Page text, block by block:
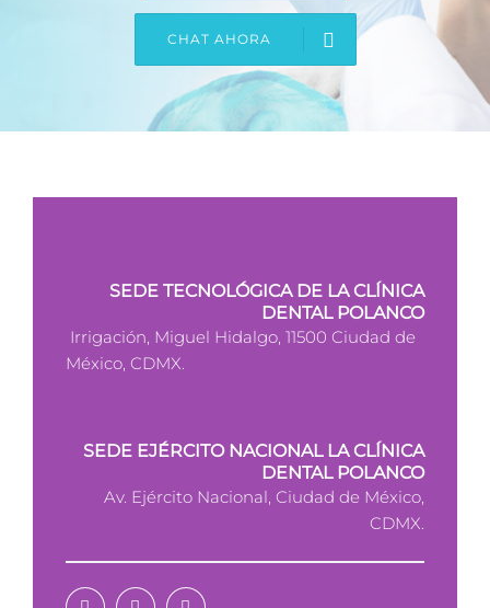
CHAT AHORA
SEDE TECNOLÓGICA DE LA CLÍNICA
DENTAL POLANCO
Irrigación, Miguel Hidalgo, 11500 Ciudad de
México, CDMX.
SEDE EJÉRCITO NACIONAL LA CLÍNICA
DENTAL POLANCO
Av. Ejército Nacional, Ciudad de México,
CDMX.